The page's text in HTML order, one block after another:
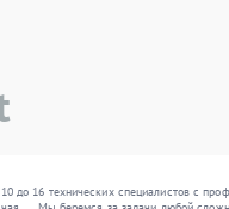
до 16 технических специалистов с